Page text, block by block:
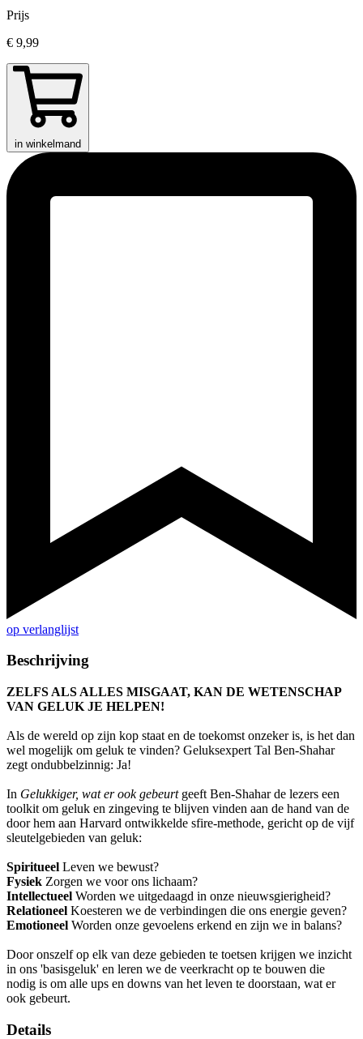
Prijs
€ 9,99
in winkelmand
op verlanglijst
Beschrijving
ZELFS ALS ALLES MISGAAT, KAN DE WETENSCHAP
VAN GELUK JE HELPEN!
Als de wereld op zijn kop staat en de toekomst onzeker is, is het dan
wel mogelijk om geluk te vinden? Geluksexpert Tal Ben-Shahar
zegt ondubbelzinnig: Ja!
In Gelukkiger, wat er ook gebeurtgeeft Ben-Shahar de lezers een
toolkit om geluk en zingeving te blijven vinden aan de hand van de
door hem aan Harvard ontwikkelde sfire-methode, gericht op de vijf
sleutelgebieden van geluk:
Spiritueel Leven we bewust?
Fysiek Zorgen we voor ons lichaam?
Intellectueel Worden we uitgedaagd in onze nieuwsgierigheid?
Relationeel Koesteren we de verbindingen die ons energie geven?
Emotioneel Worden onze gevoelens erkend en zijn we in balans?
Door onszelf op elk van deze gebieden te toetsen krijgen we inzicht
in ons 'basisgeluk' en leren we de veerkracht op te bouwen die
nodig is om alle ups en downs van het leven te doorstaan, wat er
ook gebeurt.
Details